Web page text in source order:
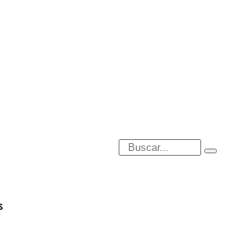
Introduce términos de